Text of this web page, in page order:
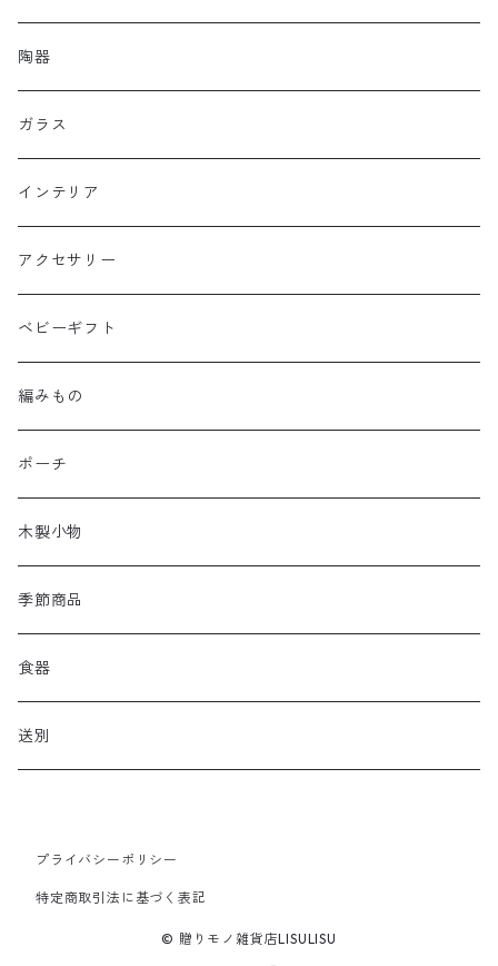
陶器
ガラス
インテリア
アクセサリー
ベビーギフト
編みもの
ポーチ
木製小物
季節商品
食器
送別
プライバシーポリシー
特定商取引法に基づく表記
© 贈りモノ雑貨店LISULISU